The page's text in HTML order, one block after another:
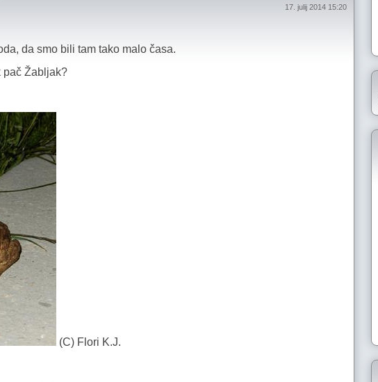
17. julij 2014 15:20
da smo bili tam tako malo časa.
pač Žabljak?
(C) Flori K.J.